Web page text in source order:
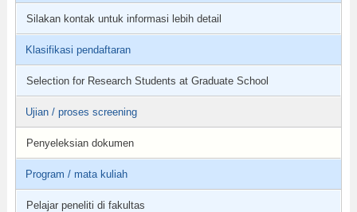
Silakan kontak untuk informasi lebih detail
Klasifikasi pendaftaran
Selection for Research Students at Graduate School
Ujian / proses screening
Penyeleksian dokumen
Program / mata kuliah
Pelajar peneliti di fakultas